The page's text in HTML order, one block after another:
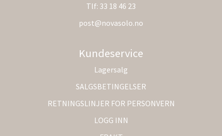
Tlf: 33 18 46 23
post@novasolo.no
Kundeservice
Lagersalg
SALGSBETINGELSER
RETNINGSLINJER FOR PERSONVERN
LOGG INN